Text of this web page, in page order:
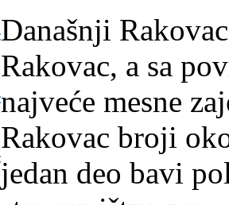
Današnji
Rakovac, a sa
najveće mesne
Rakovac broji
jedan deo bavi